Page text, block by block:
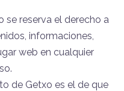
se reserva el derecho a
informaciones,
web en cualquier
de Getxo es el de que